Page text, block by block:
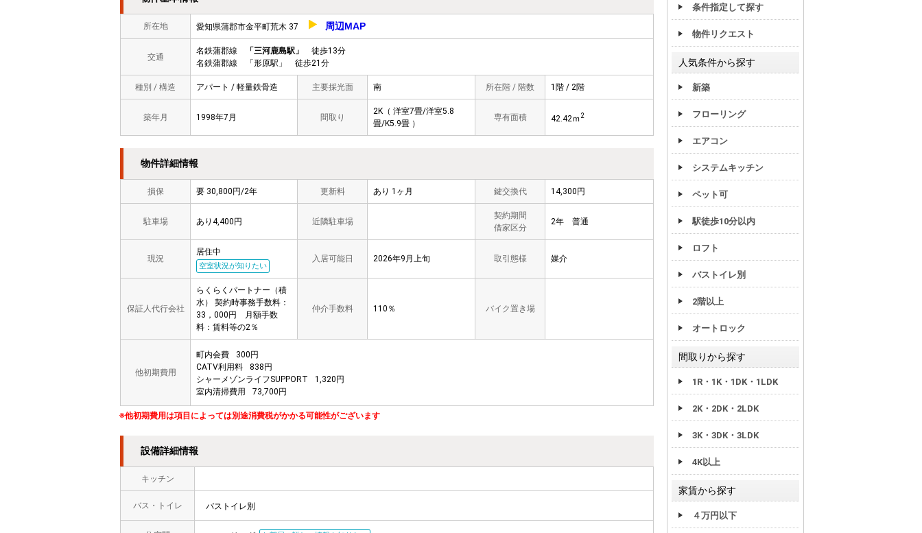
所在地 愛知県蒲郡市金平町荒木 37 周辺MAP
交通
名鉄蒲郡線 「三河鹿島駅」
徒歩13分
名鉄蒲郡線 「形原駅」 徒歩21分
種別 / 構造 アパート / 軽量鉄骨造 主要採光面 南 所在階 / 階数 1階 / 2階
築年月 1998年7月 間取り
2K（ 洋室7畳/洋室5.8
畳/K5.9畳 ）
専有面積 42.42ｍ2
物件詳細情報
損保 要 30,800円/2年 更新料 あり 1ヶ月 鍵交換代 14,300円
駐車場 あり4,400円 近隣駐車場
契約期間
借家区分
2年 普通
現況
居住中
空室状況が知りたい
入居可能日 2026年9月上旬 取引態様 媒介
保証人代行会社
らくらくパートナー（積
水） 契約時事務手数料：
33，000円 月額手数
料：賃料等の2％
仲介手数料 110％ バイク置き場
他初期費用
町内会費
300円
CATV利用料
838円
シャーメゾンライフSUPPORT
1,320円
室内清掃費用
73,700円
※他初期費用は項目によっては別途消費税がかかる可能性がございます
設備詳細情報
キッチン
バス・トイレ バストイレ別
条件指定して探す
物件リクエスト
人気条件から探す
新築
フローリング
エアコン
システムキッチン
ペット可
駅徒歩10分以内
ロフト
バストイレ別
2階以上
オートロック
間取りから探す
1R・1K・1DK・1LDK
2K・2DK・2LDK
3K・3DK・3LDK
4K以上
家賃から探す
４万円以下